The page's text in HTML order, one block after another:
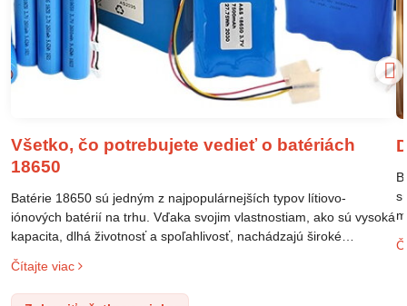
Všetko, čo potrebujete vedieť o batériách
18650
Batérie 18650 sú jedným z najpopulárnejších typov lítiovo-
iónových batérií na trhu. Vďaka svojim vlastnostiam, ako sú vysoká
kapacita, dlhá životnosť a spoľahlivosť, nachádzajú široké
po elektrické vozidlá. Pochopenie ich delenia, označovania a
správneho používania je kľúčom k ich efektívnemu a bezpečnému
Čítajte viac